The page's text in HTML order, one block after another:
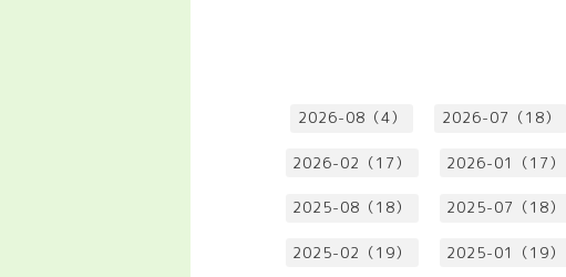
2026-08（4） 2026-07（18）
2026-02（17） 2026-01（17）
2025-08（18） 2025-07（18）
2025-02（19） 2025-01（19）